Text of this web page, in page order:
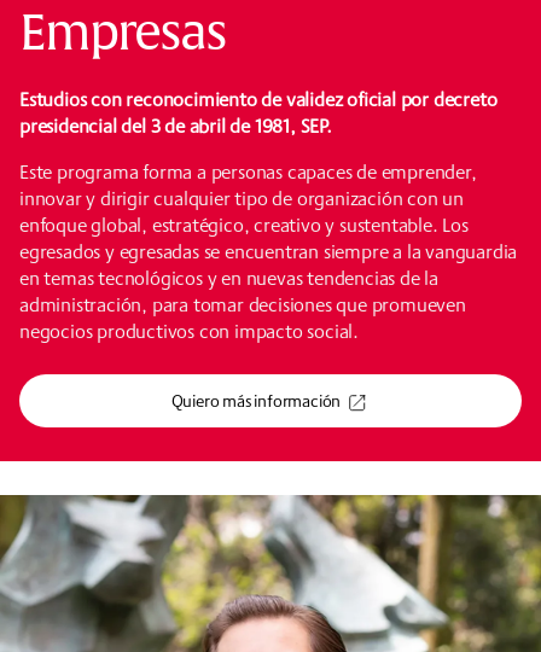
Empresas
Estudios con reconocimiento de validez oficial por decreto
presidencial del 3 de abril de 1981, SEP.
Este programa forma a personas capaces de emprender,
innovar y dirigir cualquier tipo de organización con un
enfoque global, estratégico, creativo y sustentable. Los
egresados y egresadas se encuentran siempre a la vanguardia
en temas tecnológicos y en nuevas tendencias de la
administración, para tomar decisiones que promueven
negocios productivos con impacto social.
Quiero más información